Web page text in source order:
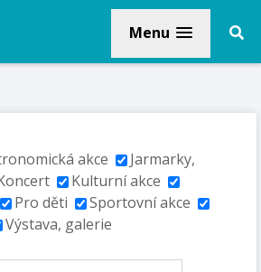
Menu
akce
Jarmarky,
Kulturní akce
Pro děti
Sportovní akce
Výstava, galerie